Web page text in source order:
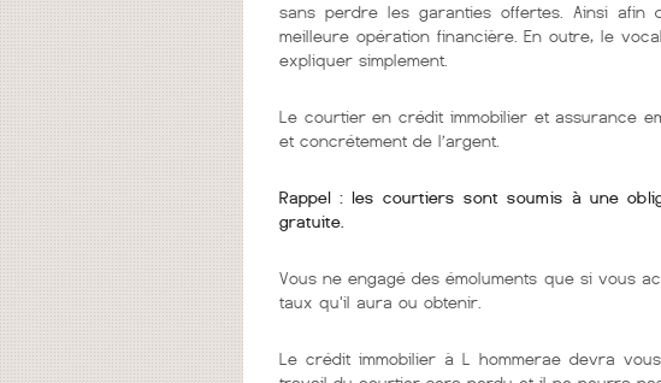
sans perdre les garanties offertes. Ainsi
meilleure opération financière. En outre, le
expliquer simplement.
Le courtier en crédit immobilier et assurance
et concrétement de l’argent.
Rappel : les courtiers sont soumis à une
gratuite.
Vous ne engagé des émoluments que si vous
taux qu'il aura ou obtenir.
Le crédit immobilier à L hommerae devra